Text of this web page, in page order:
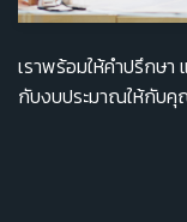
เราพร้อมให้คำปรึกษ
กับงบประมาณให้กับ